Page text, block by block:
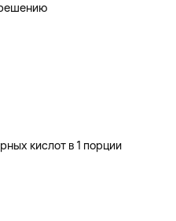
кислот в 1 порции